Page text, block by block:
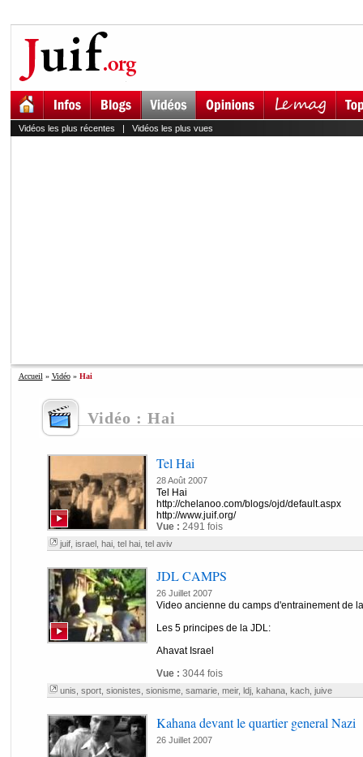
Vidéos les plus récentes | Vidéos les plus vues
Accueil » Vidéo» Hai
Vidéo : Hai
Tel Hai
28 Août 2007
Tel Hai
http://chelanoo.com/blogs/ojd/default.aspx
http://www.juif.org/
Vue : 2491 fois
juif, israel, hai, tel hai, tel aviv
JDL CAMPS
26 Juillet 2007
Video ancienne du camps d'entrainement de
Les 5 principes de la JDL:
Ahavat Israel
Vue : 3044 fois
unis sport, sionistes sionisme, samarie, meir, ldj, kahana, kach, juive
Kahana devant le quartier general Nazi
26 Juillet 2007